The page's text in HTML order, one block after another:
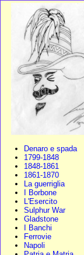
Denaro e spada
1799-1848
1848-1861
1861-1870
La guerriglia
I Borbone
L'Esercito
Sulphur War
Gladstone
I Banchi
Ferrovie
Napoli